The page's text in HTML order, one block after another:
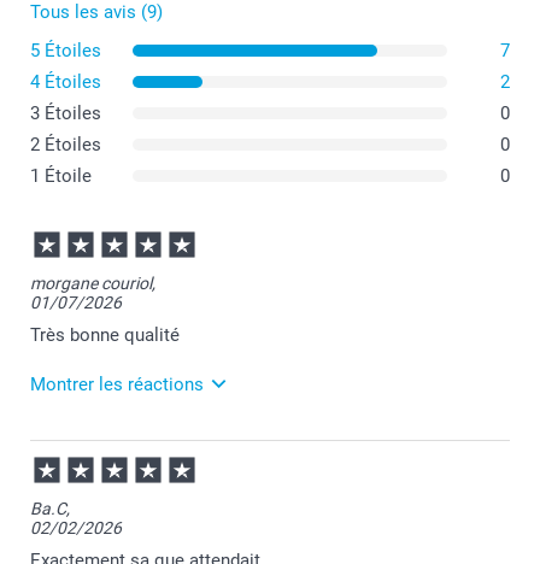
Gourde en aluminium
Gourde avec capuchon en bambou
Tous les avis (9)
5 Étoiles
7
4 Étoiles
2
3 Étoiles
0
2 Étoiles
0
1 Étoile
0
morgane couriol,
01/07/2026
Très bonne qualité
Montrer les réactions
07/07/2026
11:55
Bonjour Morgane,
Je vous remercie pour votre commande et je suis
heureuse que vous appréciez votre gourde
Ba.C,
02/02/2026